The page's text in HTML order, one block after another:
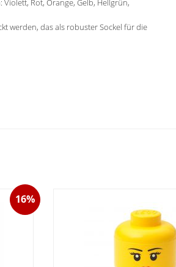
Violett, Rot, Orange, Gelb, Hellgrün,
werden, das als robuster Sockel für die
16%